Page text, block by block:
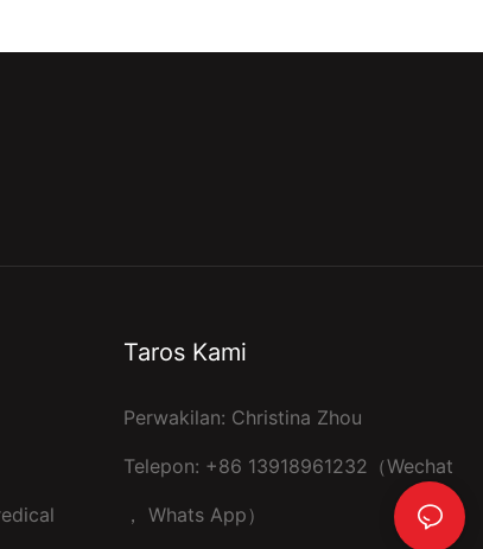
Taros Kami
Perwakilan: Christina Zhou
Telepon: +86 13918961232（Wechat
， Whats App）